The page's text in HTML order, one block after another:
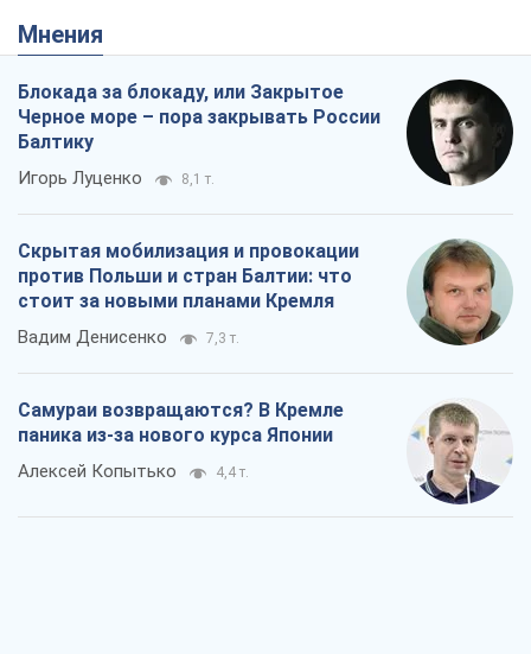
Мнения
Блокада за блокаду, или Закрытое
Черное море – пора закрывать России
Балтику
Игорь Луценко 8,1 т.
Скрытая мобилизация и провокации
против Польши и стран Балтии: что
стоит за новыми планами Кремля
Вадим Денисенко 7,3 т.
Самураи возвращаются? В Кремле
паника из-за нового курса Японии
Алексей Копытько 4,4 т.